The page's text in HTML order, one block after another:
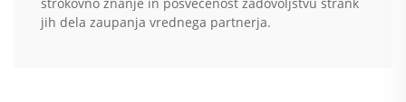
jih dela zaupanja vrednega partnerja.